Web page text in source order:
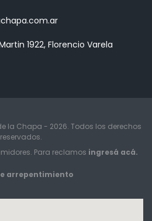
1922, Florencio Varela
la Chapa - 2026. Todos los derechos
reservados.
Para reclamos ingresá acá.
arrepentimiento